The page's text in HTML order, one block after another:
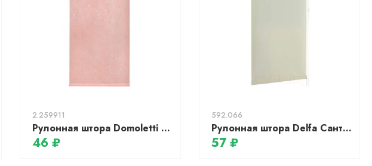
2.259911
Рулонная штора Domoletti Мини Arabeska 2282 бордовый, 73x170 см
46 ₽
592.066
Рулонная штора Delfa Сантайм Уни СРШ-01 МД116 (68x215, шампань)
57 ₽